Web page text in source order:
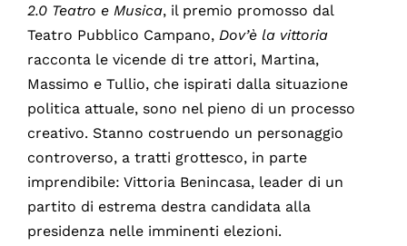
2.0 Teatro e Musica, il premio promosso dal
Teatro Pubblico Campano, Dov’è la vittoria
racconta le vicende di tre attori, Martina,
Massimo e Tullio, che ispirati dalla situazione
politica attuale, sono nel pieno di un processo
creativo. Stanno costruendo un personaggio
controverso, a tratti grottesco, in parte
imprendibile: Vittoria Benincasa, leader di un
partito di estrema destra candidata alla
presidenza nelle imminenti elezioni.